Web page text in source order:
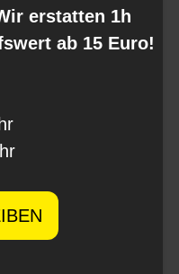
erstatten 1h
ab 15 Euro!